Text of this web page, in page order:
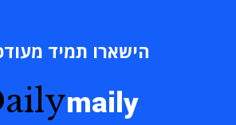
הישארו תמיד
maily